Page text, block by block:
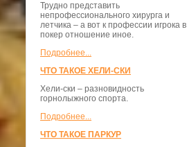
Трудно представить
непрофессионального хирурга и
летчика – а вот к профессии игрока в
покер отношение иное.
Подробнее...
ЧТО ТАКОЕ ХЕЛИ-СКИ
Хели-ски – разновидность
горнолыжного спорта.
Подробнее...
ЧТО ТАКОЕ ПАРКУР